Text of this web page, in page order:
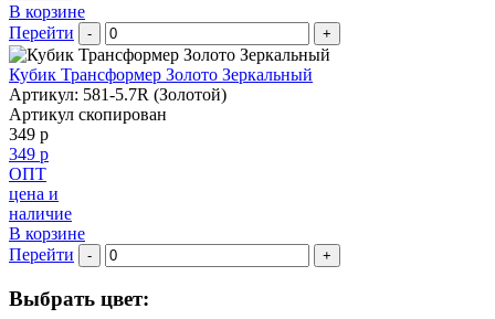
В корзине
Перейти
- +
Кубик Трансформер Золото Зеркальный
Артикул: 581-5.7R (Золотой)
Артикул скопирован
349 р
349 р
ОПТ
цена и
наличие
В корзине
Перейти
- +
Выбрать цвет: